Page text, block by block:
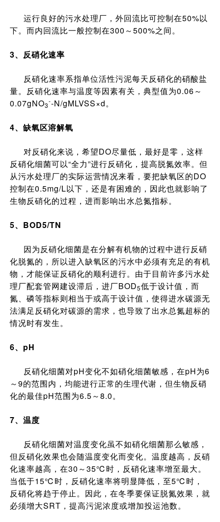
运行良好的污水处理厂，外回流比可控制在50%以
下。而内回流比一般控制在300～500%之间。
3、反硝化速率
反硝化速率系指单位活性污泥每天反硝化的硝酸盐
量。反硝化速率与温度等因素有关，典型值为0.06～
0.07gNO3
--N/gMLVSS×d。
4、缺氧区溶解氧
对反硝化来说，希望DO尽量低，最好是零，这样
反硝化细菌可以“全力”进行反硝化，提高脱氮效率。但
从污水处理厂的实际运营情况来看，要把缺氧区的DO
控制在0.5mg/L以下，还是有困难的，因此也就影响了
生物反硝化的过程，进而影响出水总氮指标。
5、BOD5/TN
因为反硝化细菌是在分解有机物的过程中进行反硝
化脱氮的，所以进入缺氧区的污水中必须有充足的有机
物，才能保证反硝化的顺利进行。由于目前许多污水处
理厂配套管网建设滞后，进厂BOD5低于设计值，而
氮、磷等指标则相当于或高于设计值，使得进水碳源无
法满足反硝化对碳源的需求，也导致了出水总氮超标的
情况时有发生。
6、pH
反硝化细菌对pH变化不如硝化细菌敏感，在pH为6
～9的范围内，均能进行正常的生理代谢，但生物反硝
化的最佳pH范围为6.5～8.0。
7、温度
反硝化细菌对温度变化虽不如硝化细菌那么敏感，
但反硝化效果也会随温度变化而变化。温度越高，反硝
化速率越高，在30～35℃时，反硝化速率增至最大。
当低于15℃时，反硝化速率将明显降低，至5℃时，
反硝化将趋于停止。因此，在冬季要保证脱氮效果，就
必须增大SRT，提高污泥浓度或增加投运池数。